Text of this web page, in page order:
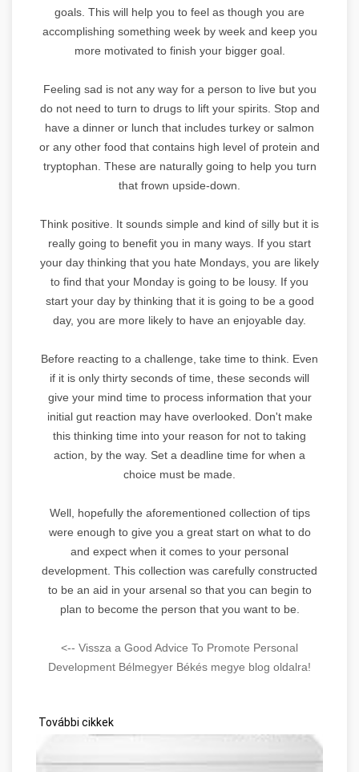
goals. This will help you to feel as though you are
accomplishing something week by week and keep you
more motivated to finish your bigger goal.
Feeling sad is not any way for a person to live but you
do not need to turn to drugs to lift your spirits. Stop and
have a dinner or lunch that includes turkey or salmon
or any other food that contains high level of protein and
tryptophan. These are naturally going to help you turn
that frown upside-down.
Think positive. It sounds simple and kind of silly but it is
really going to benefit you in many ways. If you start
your day thinking that you hate Mondays, you are likely
to find that your Monday is going to be lousy. If you
start your day by thinking that it is going to be a good
day, you are more likely to have an enjoyable day.
Before reacting to a challenge, take time to think. Even
if it is only thirty seconds of time, these seconds will
give your mind time to process information that your
initial gut reaction may have overlooked. Don't make
this thinking time into your reason for not to taking
action, by the way. Set a deadline time for when a
choice must be made.
Well, hopefully the aforementioned collection of tips
were enough to give you a great start on what to do
and expect when it comes to your personal
development. This collection was carefully constructed
to be an aid in your arsenal so that you can begin to
plan to become the person that you want to be.
<-- Vissza a Good Advice To Promote Personal
Development Bélmegyer Békés megye blog oldalra!
További cikkek